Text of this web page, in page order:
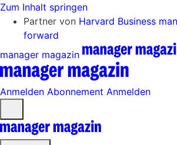
Zum Inhalt springen
Partner von Harvard Business
forward
manager magazin
Anmelden Abonnement Anmelden
öffnen